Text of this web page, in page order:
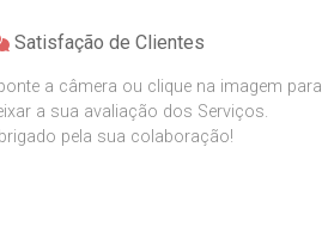
Satisfação de Clientes
a câmera ou clique na imagem para
a sua avaliação dos Serviços.
pela sua colaboração!